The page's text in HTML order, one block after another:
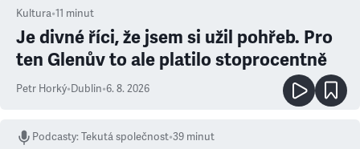
Kultura•11 minut
Je divné říci, že jsem si užil pohřeb. Pro
ten Glenův to ale platilo stoprocentně
Petr Horký•Dublin•6. 8. 2026
Podcasty:Tekutá společnost•39 minut